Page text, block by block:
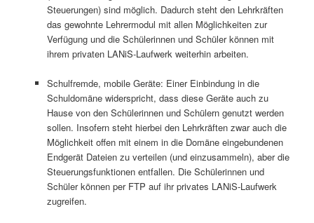
Steuerungen) sind möglich. Dadurch steht den Lehrkräften
das gewohnte Lehrermodul mit allen Möglichkeiten zur
Verfügung und die Schülerinnen und Schüler können mit
ihrem privaten LANiS-Laufwerk weiterhin arbeiten.
Schulfremde, mobile Geräte: Einer Einbindung in die
Schuldomäne widerspricht, dass diese Geräte auch zu
Hause von den Schülerinnen und Schülern genutzt werden
sollen. Insofern steht hierbei den Lehrkräften zwar auch die
Möglichkeit offen mit einem in die Domäne eingebundenen
Endgerät Dateien zu verteilen (und einzusammeln), aber die
Steuerungsfunktionen entfallen. Die Schülerinnen und
Schüler können per FTP auf ihr privates LANiS-Laufwerk
zugreifen.